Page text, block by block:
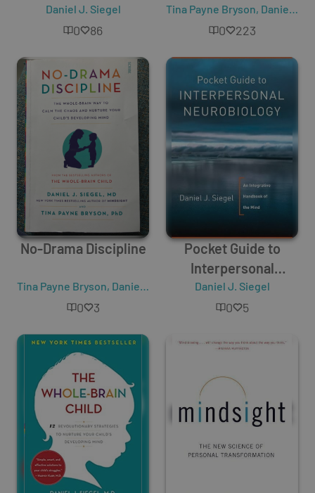
Daniel J. Siegel
0 86
Tina Payne Bryson, Daniel J. Siegel
0 223
No-Drama Discipline
Tina Payne Bryson, Daniel J. Siegel
0 3
Pocket Guide to
Interpersonal
Neurobilogy
Daniel J. Siegel
0 5